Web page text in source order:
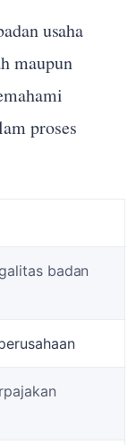
usaha
maupun
proses
badan